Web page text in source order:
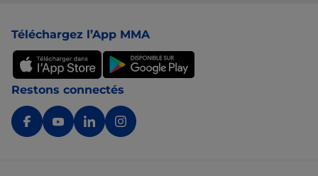
Téléchargez l’App MMA
Restons connectés